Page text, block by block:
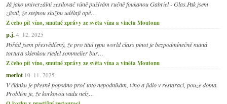
Já jako univerzální zesilovač vůně pužívám ručně foukanou Gabriel - Glas.Pak jsem
zjistil, že stejnou službu udělají opě…
Z čeho pít víno, smutné zprávy ze světa vína a viněta Moutonu
p.j. 4. 12. 2025
Pořád jsem přesvědčený, že pro titul typu world class pinot je bezpodmínečně nutná
tortura sklenkou riedel sommelier bur…
Z čeho pít víno, smutné zprávy ze světa vína a viněta Moutonu
merlot 10. 11. 2025
V článku je přesně popsáno proč toto nepodnikám, víno a jídlo v restaraci, pouze doma.
Problém je, že korkovou vadu nelz…